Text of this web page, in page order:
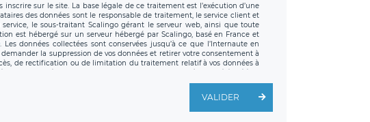
sur le site. La base légale de ce traitement est l’exécution d’une
des données sont le responsable de traitement, le service client et
le sous-traitant Scalingo gérant le serveur web, ainsi que toute
est hébergé sur un serveur hébergé par Scalingo, basé en France et
. Les données collectées sont conservées jusqu’à ce que l’Internaute en
la suppression de vos données et retirer votre consentement à
de rectification ou de limitation du traitement relatif à vos données à
vos données. Vous pouvez exercer ces droits auprès du délégué à la
social de LÉGAVOX et est joignable à l’adresse mail suivante :
Vous avez également le droit d’introduire une réclamation
VALIDER